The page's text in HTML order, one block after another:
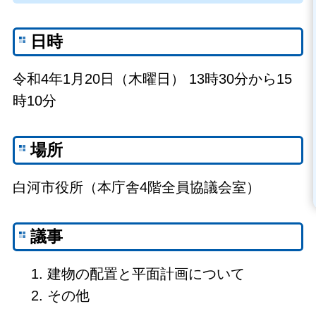
日時
令和4年1月20日（木曜日） 13時30分から15
時10分
場所
白河市役所（本庁舎4階全員協議会室）
議事
建物の配置と平面計画について
その他